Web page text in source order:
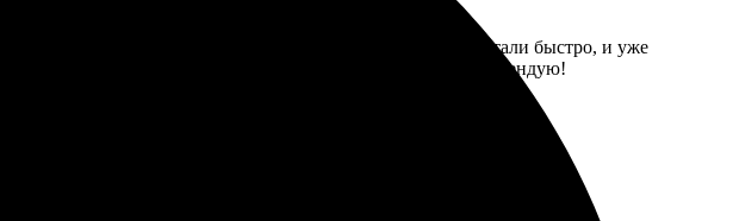
фото, загрузила его на сайт и оформила заказ. Обработали быстро, и уже
Упаковка аккуратная, ничего не повредилось. Всем рекомендую!